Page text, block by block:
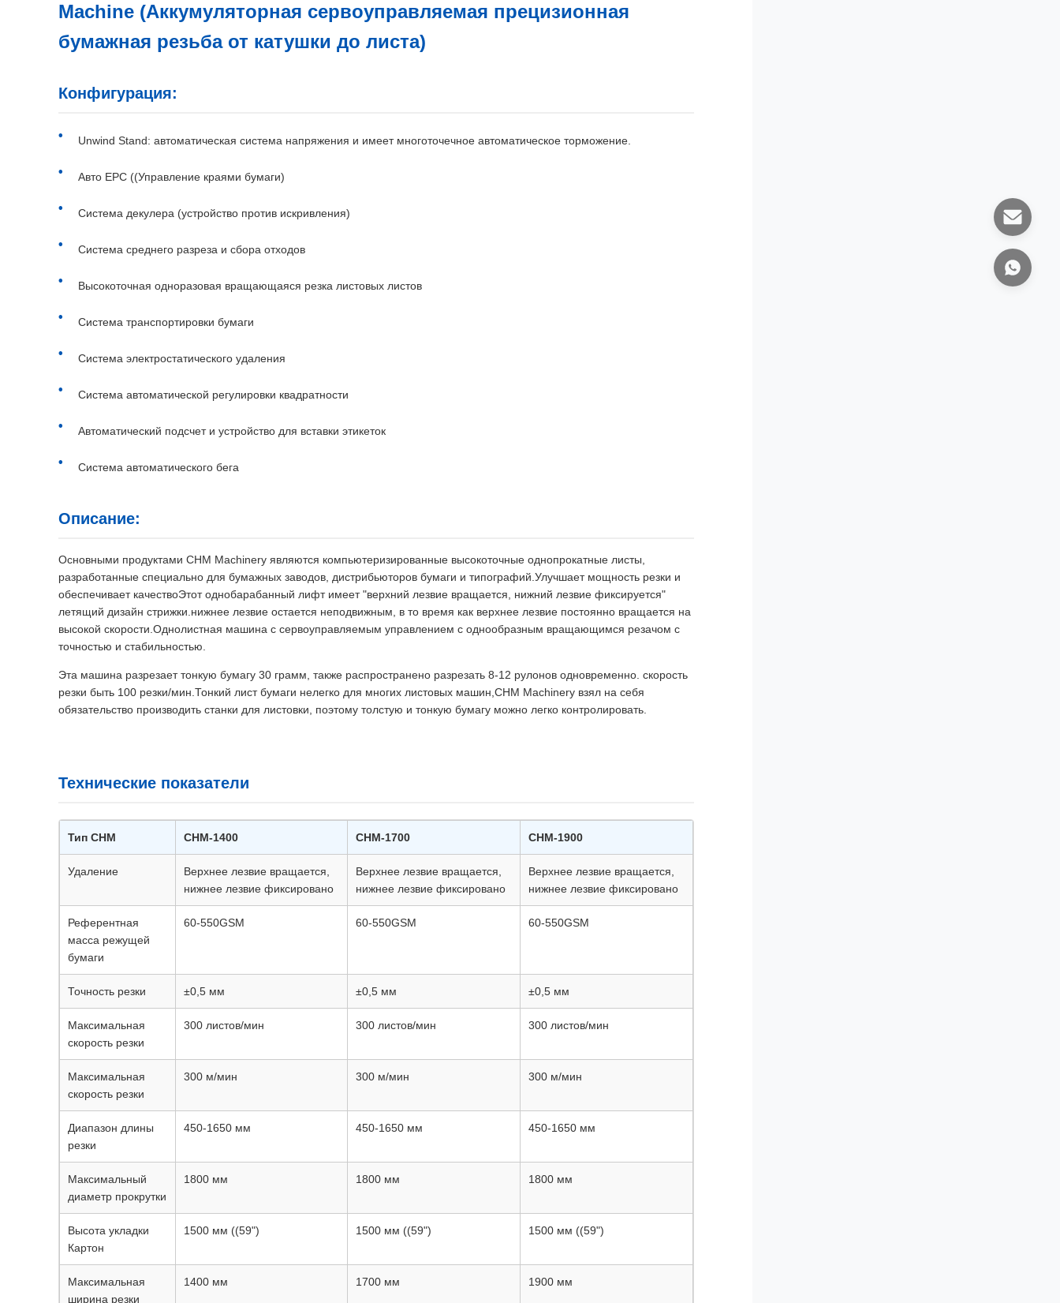
Machine (Аккумуляторная сервоуправляемая прецизионная
бумажная резьба от катушки до листа)
Конфигурация:
Unwind Stand: автоматическая система напряжения и имеет многоточечное автоматическое торможение.
Авто EPC ((Управление краями бумаги)
Система декулера (устройство против искривления)
Система среднего разреза и сбора отходов
Высокоточная одноразовая вращающаяся резка листовых листов
Система транспортировки бумаги
Система электростатического удаления
Система автоматической регулировки квадратности
Автоматический подсчет и устройство для вставки этикеток
Система автоматического бега
Описание:
Основными продуктами CHM Machinery являются компьютеризированные высокоточные однопрокатные листы,
разработанные специально для бумажных заводов, дистрибьюторов бумаги и типографий.Улучшает мощность резки и
обеспечивает качествоЭтот однобарабанный лифт имеет "верхний лезвие вращается, нижний лезвие фиксируется"
летящий дизайн стрижки.нижнее лезвие остается неподвижным, в то время как верхнее лезвие постоянно вращается на
высокой скорости.Однолистная машина с сервоуправляемым управлением с однообразным вращающимся резачом с
точностью и стабильностью.
Эта машина разрезает тонкую бумагу 30 грамм, также распространено разрезать 8-12 рулонов одновременно. скорость
резки быть 100 резки/мин.Тонкий лист бумаги нелегко для многих листовых машин,CHM Machinery взял на себя
обязательство производить станки для листовки, поэтому толстую и тонкую бумагу можно легко контролировать.
Технические показатели
Тип CHM CHM-1400 CHM-1700 CHM-1900
Удаление
Верхнее лезвие вращается,
нижнее лезвие фиксировано
Верхнее лезвие вращается,
нижнее лезвие фиксировано
Верхнее лезвие вращается,
нижнее лезвие фиксировано
Референтная
масса режущей
бумаги
60-550GSM 60-550GSM 60-550GSM
Точность резки ±0,5 мм ±0,5 мм ±0,5 мм
Максимальная
скорость резки
300 листов/мин 300 листов/мин 300 листов/мин
Максимальная
скорость резки
300 м/мин 300 м/мин 300 м/мин
Диапазон длины
резки
450-1650 мм 450-1650 мм 450-1650 мм
Максимальный
диаметр прокрутки
1800 мм 1800 мм 1800 мм
Высота укладки
Картон
1500 мм ((59") 1500 мм ((59") 1500 мм ((59")
Максимальная
ширина резки
1400 мм 1700 мм 1900 мм